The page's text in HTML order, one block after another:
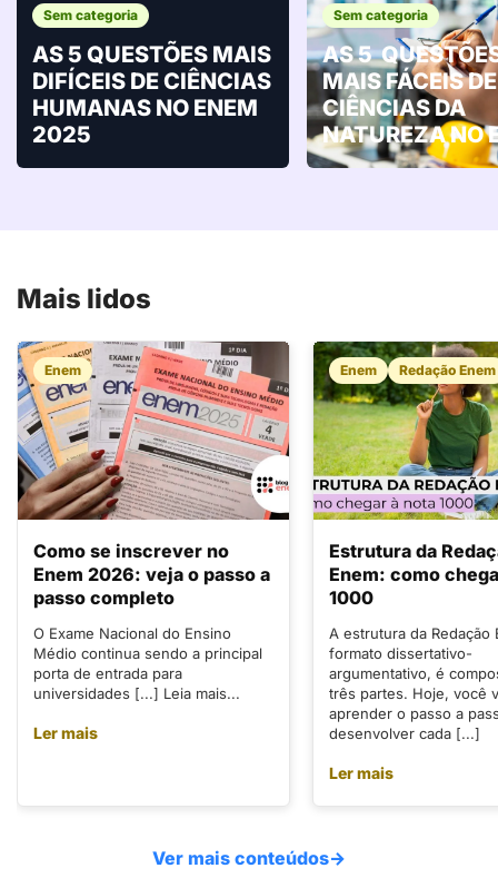
Sem categoria
AS 5 QUESTÕES MAIS
DIFÍCEIS DE CIÊNCIAS
HUMANAS NO ENEM
2025
Sem categoria
AS 5
MAIS FÁCEIS DE
CIÊNCIAS DA
NATUREZA NO
Mais lidos
Enem
Como se inscrever no
Enem 2026: veja o passo a
passo completo
O Exame Nacional do Ensino
Médio continua sendo a principal
porta de entrada para
universidades [...] Leia mais...
Ler mais
Enem Redação Enem
Estrutura da
Enem: como
1000
A estrutura da Redação
formato dissertativo-
argumentativo, é
três partes. Hoje, você
aprender o passo a
desenvolver cada [...]
Ler mais
Ver mais conteúdos→